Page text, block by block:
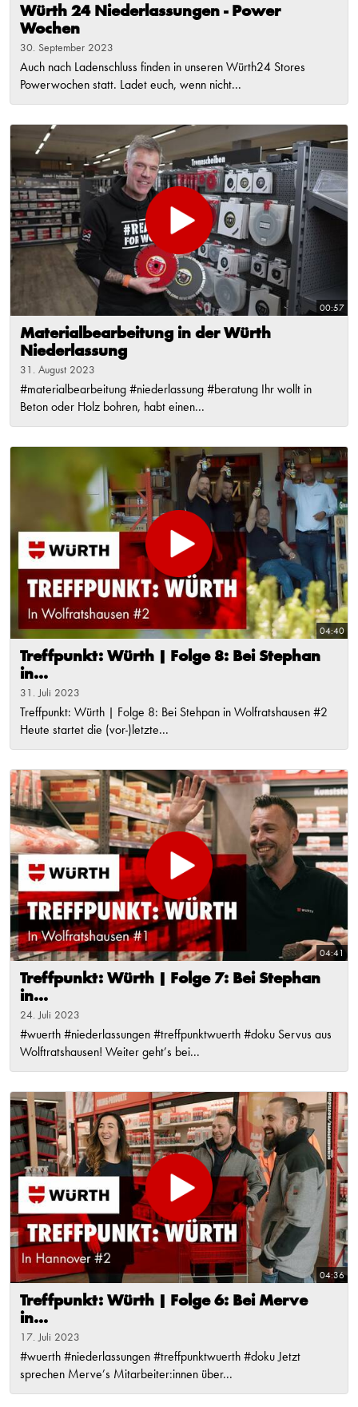
Würth 24 Niederlassungen - Power
Wochen
30. September 2023
Auch nach Ladenschluss finden in unseren Würth24 Stores
Powerwochen statt. Ladet euch, wenn nicht...
00:57
Materialbearbeitung in der Würth
Niederlassung
31. August 2023
#materialbearbeitung #niederlassung #beratung Ihr wollt in
Beton oder Holz bohren, habt einen...
04:40
Treffpunkt: Würth | Folge 8: Bei Stephan
in...
31. Juli 2023
Treffpunkt: Würth | Folge 8: Bei Stehpan in Wolfratshausen #2
Heute startet die (vor-)letzte...
04:41
Treffpunkt: Würth | Folge 7: Bei Stephan
in...
24. Juli 2023
#wuerth #niederlassungen #treffpunktwuerth #doku Servus aus
Wolftratshausen! Weiter geht’s bei...
04:36
Treffpunkt: Würth | Folge 6: Bei Merve
in...
17. Juli 2023
#wuerth #niederlassungen #treffpunktwuerth #doku Jetzt
sprechen Merve’s Mitarbeiter:innen über...